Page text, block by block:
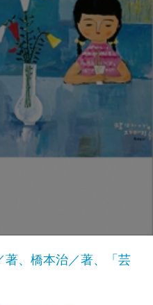
著、橋本治／著、「芸